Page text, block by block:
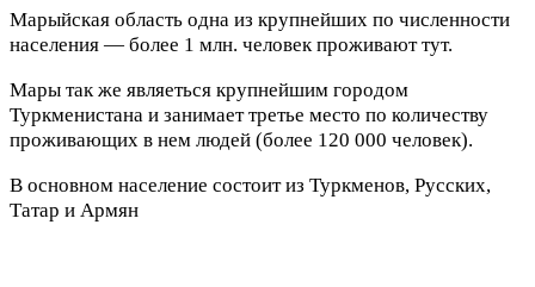
Марыйская область одна из крупнейших по численности
населения — более 1 млн. человек проживают тут.
Мары так же являеться крупнейшим городом
Туркменистана и занимает третье место по количеству
проживающих в нем людей (более 120 000 человек).
В основном население состоит из Туркменов, Русских,
Татар и Армян